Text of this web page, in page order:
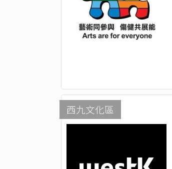
西九文化區